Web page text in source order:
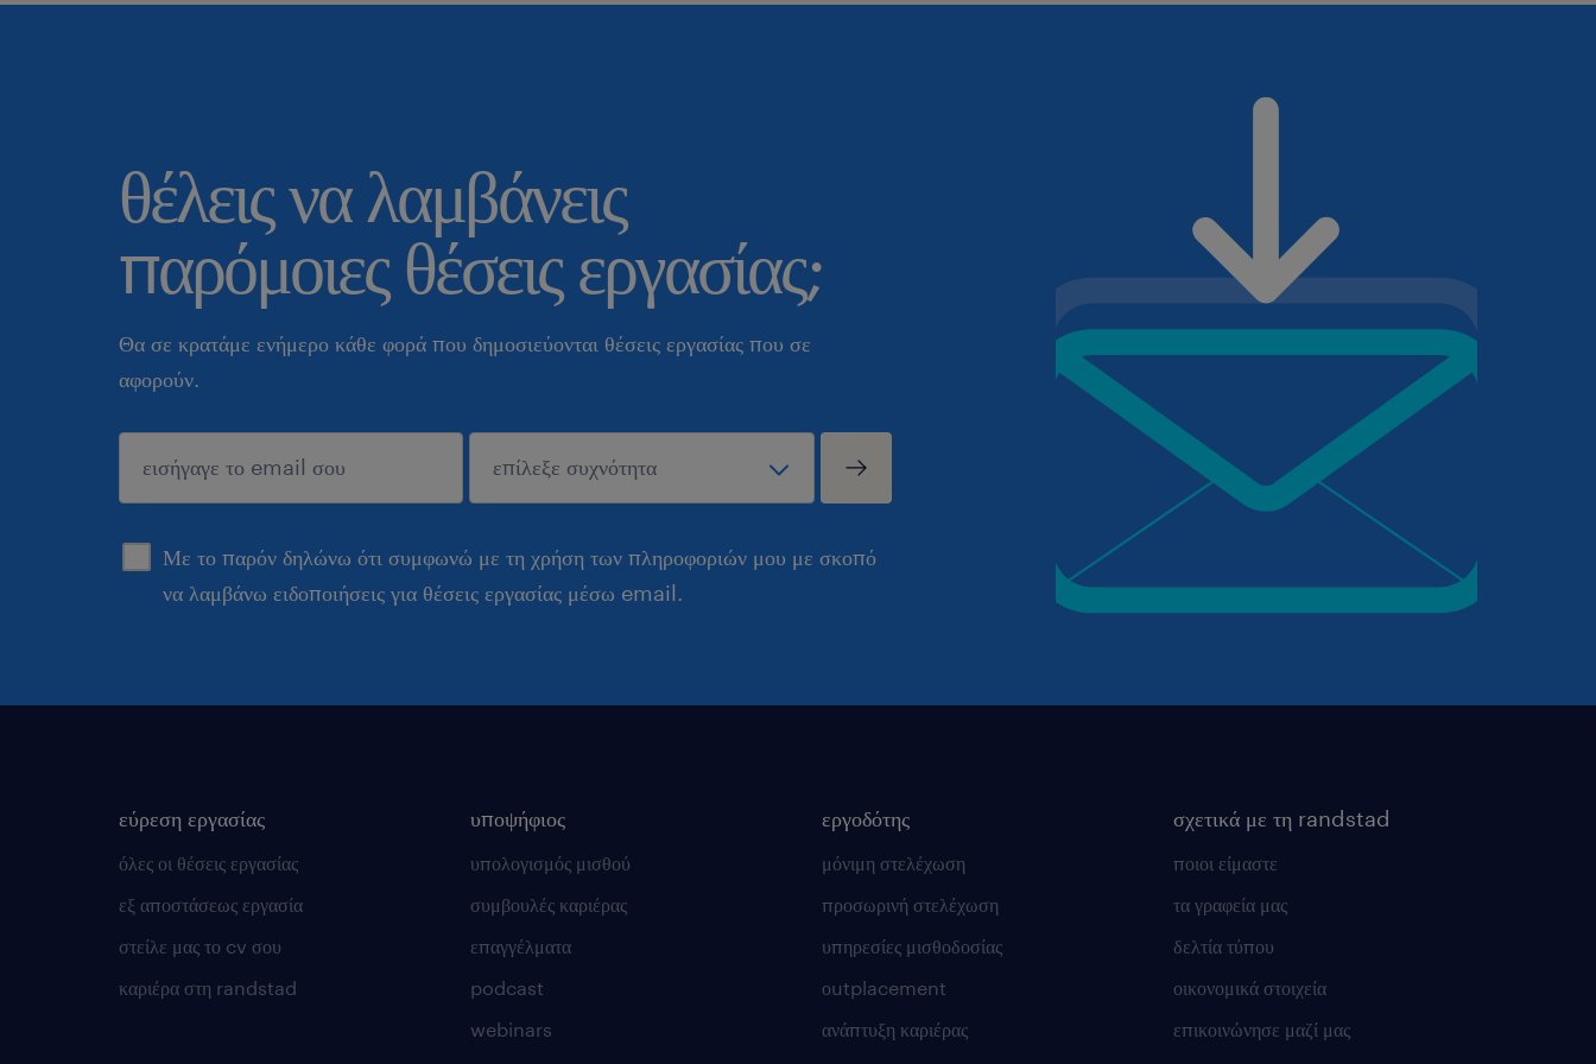
θέλεις να λαμβάνεις
παρόμοιες θέσεις εργασίας;
Θα σε κρατάμε ενήμερο κάθε φορά που δημοσιεύονται θέσεις εργασίας που σε
αφορούν.
Με το παρόν δηλώνω ότι συμφωνώ με τη χρήση των πληροφοριών μου με σκοπό
να λαμβάνω ειδοποιήσεις για θέσεις εργασίας μέσω email.
sυποβολή
εύρεση εργασίας
όλες οι θέσεις εργασίας
εξ αποστάσεως εργασία
στείλε μας το cv σου
καριέρα στη randstad
υποψήφιος
υπολογισμός μισθού
συμβουλές καριέρας
επαγγέλματα
podcast
webinars
εργοδότης
μόνιμη στελέχωση
προσωρινή στελέχωση
υπηρεσίες μισθοδοσίας
οutplacement
ανάπτυξη καριέρας
σχετικά με τη randstad
ποιοι είμαστε
τα γραφεία μας
δελτία τύπου
οικονομικά στοιχεία
επικοινώνησε μαζί μας